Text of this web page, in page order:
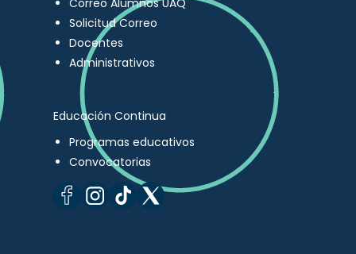
Correo Alumnos UAQ
Solicitud Correo
Docentes
Administrativos
Educación Continua
Programas educativos
Convocatorias